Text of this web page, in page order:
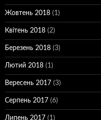
Жовтень 2018 (1)
Квітень 2018 (2)
Березень 2018 (3)
Лютий 2018 (1)
Вересень 2017 (3)
Серпень 2017 (6)
Липень 2017 (1)